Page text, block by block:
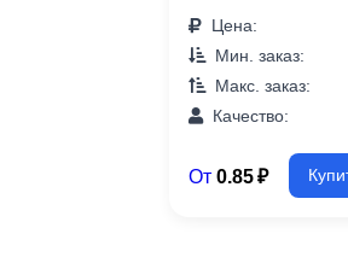
Цена:
Мин. заказ:
Макс. заказ:
Качество:
От 0.85 ₽